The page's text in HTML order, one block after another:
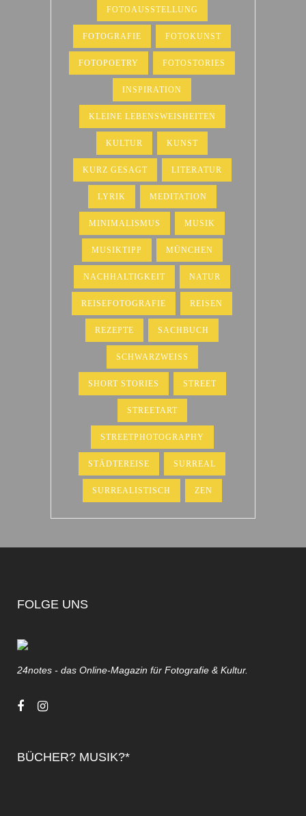
FOTOAUSSTELLUNG
FOTOGRAFIE FOTOKUNST
FOTOPOETRY FOTOSTORIES
INSPIRATION
KLEINE LEBENSWEISHEITEN
KULTUR KUNST
KURZ GESAGT LITERATUR
LYRIK MEDITATION
MINIMALISMUS MUSIK
MUSIKTIPP MÜNCHEN
NACHHALTIGKEIT NATUR
REISEFOTOGRAFIE REISEN
REZEPTE SACHBUCH
SCHWARZWEISS
SHORT STORIES STREET
STREETART
STREETPHOTOGRAPHY
STÄDTEREISE SURREAL
SURREALISTISCH ZEN
FOLGE UNS
24notes - das Online-Magazin für Fotografie & Kultur.
BÜCHER? MUSIK?*